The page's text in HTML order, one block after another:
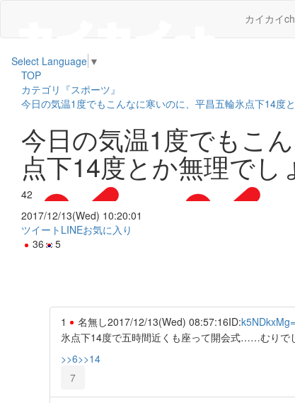
カイカイ
Select Language ▼
TOP
カテゴリ『スポーツ』
今日の気温1度でもこんなに寒いのに、平昌五輪氷点下14度
今日の気温1度でもこ
点下14度とか無理でし
42
2017/12/13(Wed) 10:20:01
ツイート LINEお気に入り
36
5
1 名無し2017/12/13(Wed) 08:57:16ID:k5NDkxMg=
氷点下14度で五時間近くも座って開会式……むりで
>>6>>14
7